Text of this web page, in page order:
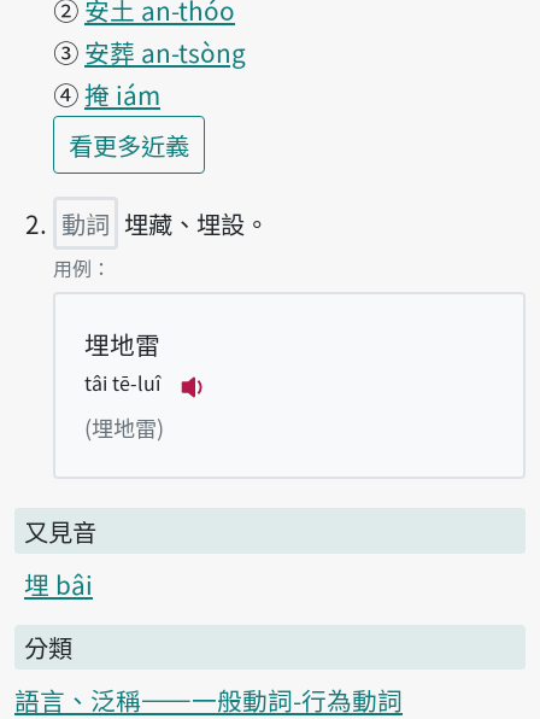
② 安土 an-thóo
③ 安葬 an-tsòng
④掩 iám
看更多第1項釋義的
近義
動詞 埋藏、埋設。
第2項釋義的
用例：
埋地雷
tâi tē-luî
(埋地雷)
又見音
埋 bâi
分類
語言、泛稱——一般動詞-行為動詞